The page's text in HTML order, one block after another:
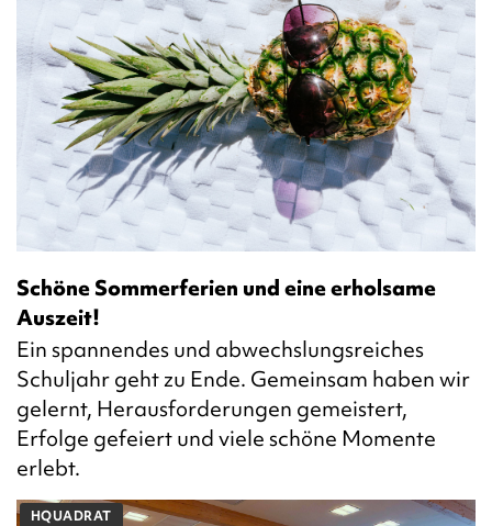
Schöne Sommerferien und eine erholsame
Auszeit!
Ein spannendes und abwechslungsreiches
Schuljahr geht zu Ende. Gemeinsam haben wir
gelernt, Herausforderungen gemeistert,
Erfolge gefeiert und viele schöne Momente
erlebt.
HQUADRAT